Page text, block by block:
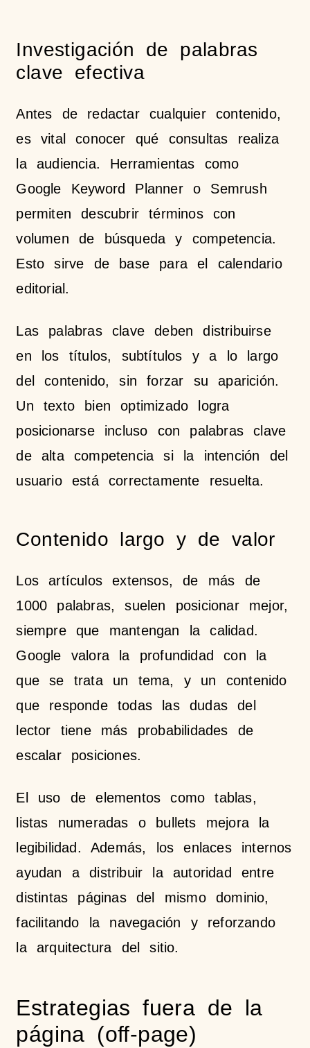
Investigación de palabras
clave efectiva
Antes de redactar cualquier contenido,
es vital conocer qué consultas realiza
la audiencia. Herramientas como
Google Keyword Planner o Semrush
permiten descubrir términos con
volumen de búsqueda y competencia.
Esto sirve de base para el calendario
editorial.
Las palabras clave deben distribuirse
en los títulos, subtítulos y a lo largo
del contenido, sin forzar su aparición.
Un texto bien optimizado logra
posicionarse incluso con palabras clave
de alta competencia si la intención del
usuario está correctamente resuelta.
Contenido largo y de valor
Los artículos extensos, de más de
1000 palabras, suelen posicionar mejor,
siempre que mantengan la calidad.
Google valora la profundidad con la
que se trata un tema, y un contenido
que responde todas las dudas del
lector tiene más probabilidades de
escalar posiciones.
El uso de elementos como tablas,
listas numeradas o bullets mejora la
legibilidad. Además, los enlaces internos
ayudan a distribuir la autoridad entre
distintas páginas del mismo dominio,
facilitando la navegación y reforzando
la arquitectura del sitio.
Estrategias fuera de la
página (off-page)